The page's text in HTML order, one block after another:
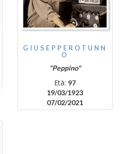
GIUSEPPEROTUNN
O
"Peppino"
Età: 97
19/03/1923
07/02/2021